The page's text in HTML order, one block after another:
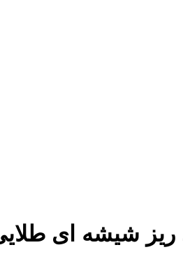
ریز شیشه ای